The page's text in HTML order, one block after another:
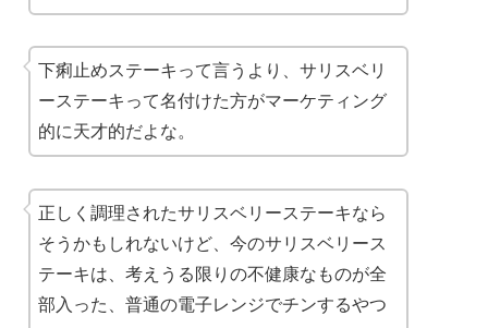
下痢止めステーキって言うより、サリスベリ
ーステーキって名付けた方がマーケティング
的に天才的だよな。
正しく調理されたサリスベリーステーキなら
そうかもしれないけど、今のサリスベリース
テーキは、考えうる限りの不健康なものが全
部入った、普通の電子レンジでチンするやつ